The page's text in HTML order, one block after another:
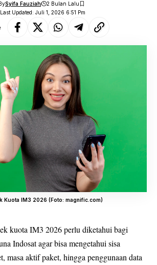
Last Updated: Juli 1, 2026 6:51 Pm
Syifa Fauziah 2 Bulan Lalu
Kuota IM3 2026 (Foto: magnific.com)
kuota IM3 2026 perlu diketahui bagi
Indosat agar bisa mengetahui sisa
masa aktif paket, hingga penggunaan data